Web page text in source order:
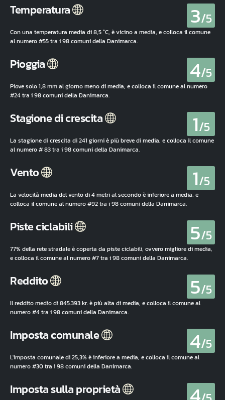
Temperatura 3/5
Con una temperatura media di 8,5 °C, è vicino a media, e colloca il comune
al numero #55 tra i 98 comuni della Danimarca.
Pioggia 4/5
Piove solo 1,8 mm al giorno meno di media, e colloca il comune al numero
#24 tra i 98 comuni della Danimarca.
Stagione di crescita 1/5
La stagione di crescita di 241 giorni è più breve di media, e colloca il comune
al numero # 83 tra i 98 comuni della Danimarca.
Vento 1/5
La velocità media del vento di 4 metri al secondo è inferiore a media, e
colloca il comune al numero #92 tra i 98 comuni della Danimarca.
Piste ciclabili 5/5
77% della rete stradale è coperta da piste ciclabili, ovvero migliore di media,
e colloca il comune al numero #7 tra i 98 comuni della Danimarca.
Reddito 5/5
Il reddito medio di 845.393 kr. è più alta di media, e colloca il comune al
numero #4 tra i 98 comuni della Danimarca.
Imposta comunale 4/5
L'imposta comunale di 25,3% è inferiore a media, e colloca il comune al
numero #30 tra i 98 comuni della Danimarca.
Imposta sulla proprietà